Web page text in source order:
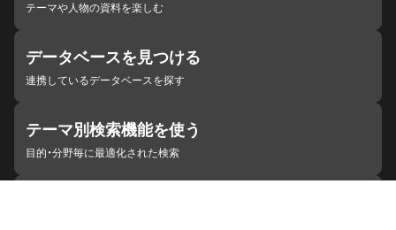
テーマや人物の資料を楽しむ
データベースを見つける
連携しているデータベースを探す
テーマ別検索機能を使う
目的・分野毎に最適化された検索